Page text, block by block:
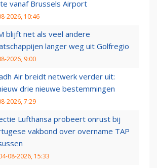
vanaf Brussels Airport
2026, 10:46
blijft net als veel andere
langer weg uit Golfregio
2026, 9:00
Air breidt netwerk verder uit:
drie nieuwe bestemmingen
2026, 7:29
Lufthansa probeert onrust bij
vakbond over overname TAP
08-2026, 15:33